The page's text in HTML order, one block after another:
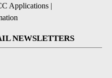
Applications |
NEWSLETTERS